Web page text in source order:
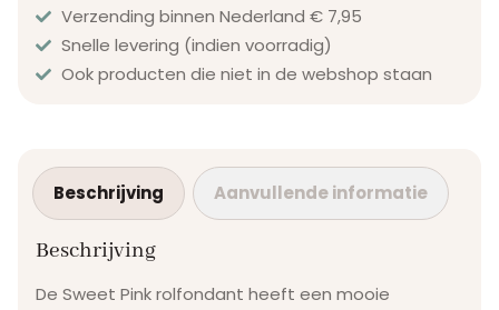
Verzending binnen Nederland € 7,95
Snelle levering (indien voorradig)
Ook producten die niet in de webshop staan​
Beschrijving Aanvullende informatie
Beschrijving
De Sweet Pink rolfondant heeft een mooie